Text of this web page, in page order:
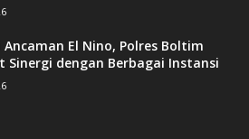
Ancaman El Nino, Polres Boltim
Sinergi dengan Berbagai Instansi